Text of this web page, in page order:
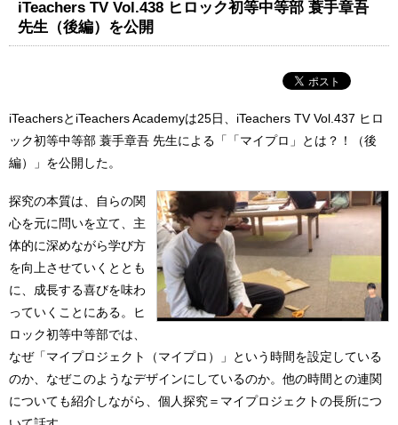
iTeachers TV Vol.438 ヒロック初等中等部 蓑手章吾
先生（後編）を公開
iTeachersとiTeachers Academyは25日、iTeachers TV Vol.437 ヒロ
ック初等中等部 蓑手章吾 先生による「「マイプロ」とは？！（後
編）」を公開した。
探究の本質は、自らの関
心を元に問いを立て、主
体的に深めながら学び方
を向上させていくととも
に、成長する喜びを味わ
っていくことにある。ヒ
ロック初等中等部では、
なぜ「マイプロジェクト（マイプロ）」という時間を設定している
のか、なぜこのようなデザインにしているのか。他の時間との連関
についても紹介しながら、個人探究＝マイプロジェクトの長所につ